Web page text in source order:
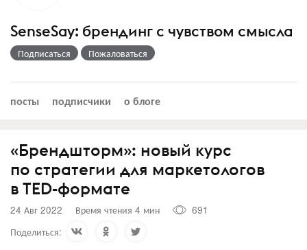
SenseSay: брендинг с чувством смысла
Подписаться Пожаловаться
посты подписчики о блоге
«Брендшторм»: новый курс
по стратегии для маркетологов
в TED-формате
24 Авг 2022 Время чтения 4 мин
691
Поделиться: